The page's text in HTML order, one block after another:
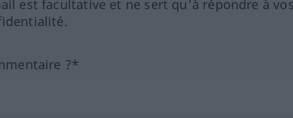
est facultative et ne sert qu'à répondre à
?*